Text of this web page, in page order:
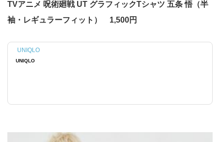
TVアニメ 呪術廻戦 UT グラフィックTシャツ 五条 悟（半
袖・レギュラーフィット） 1,500円
UNIQLO
UNIQLO